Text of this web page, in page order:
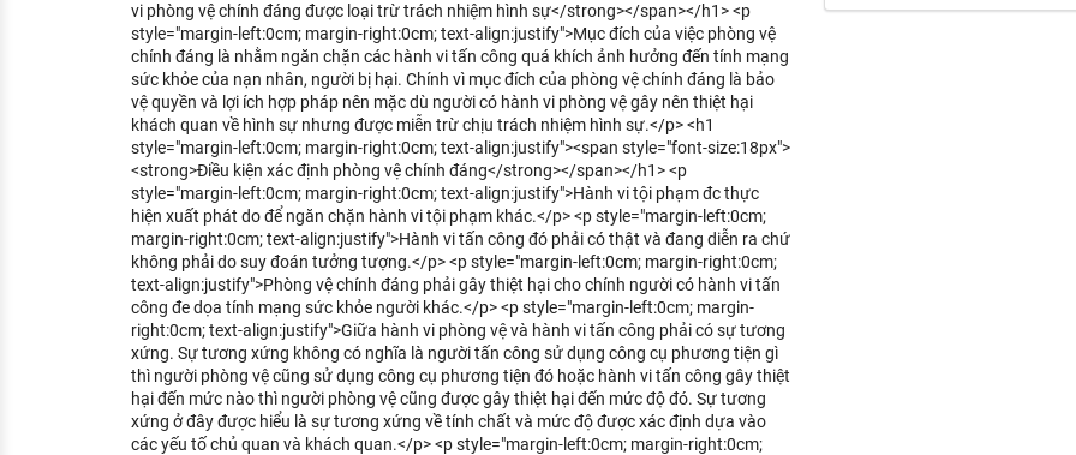
TUYỂN DỤNG VIỆC LÀMvi phòng vệ chính đáng được loại trừ trách nhiệm hình sự</strong></span></h1> <p
style="margin-left:0cm; margin-right:0cm; text-align:justify">Mục đích của việc phòng vệ
chính đáng là nhằm ngăn chặn các hành vi tấn công quá khích ảnh hưởng đến tính mạng
sức khỏe của nạn nhân, người bị hại. Chính vì mục đích của phòng vệ chính đáng là bảo
vệ quyền và lợi ích hợp pháp nên mặc dù người có hành vi phòng vệ gây nên thiệt hại
khách quan về hình sự nhưng được miễn trừ chịu trách nhiệm hình sự.</p> <h1
style="margin-left:0cm; margin-right:0cm; text-align:justify"><span style="font-size:18px">
<strong>Điều kiện xác định phòng vệ chính đáng</strong></span></h1> <p
style="margin-left:0cm; margin-right:0cm; text-align:justify">Hành vi tội phạm đc thực
hiện xuất phát do để ngăn chặn hành vi tội phạm khác.</p> <p style="margin-left:0cm;
margin-right:0cm; text-align:justify">Hành vi tấn công đó phải có thật và đang diễn ra chứ
không phải do suy đoán tưởng tượng.</p> <p style="margin-left:0cm; margin-right:0cm;
text-align:justify">Phòng vệ chính đáng phải gây thiệt hại cho chính người có hành vi tấn
công đe dọa tính mạng sức khỏe người khác.</p> <p style="margin-left:0cm; margin-
right:0cm; text-align:justify">Giữa hành vi phòng vệ và hành vi tấn công phải có sự tương
xứng. Sự tương xứng không có nghĩa là người tấn công sử dụng công cụ phương tiện gì
thì người phòng vệ cũng sử dụng công cụ phương tiện đó hoặc hành vi tấn công gây thiệt
hại đến mức nào thì người phòng vệ cũng được gây thiệt hại đến mức độ đó. Sự tương
xứng ở đây được hiểu là sự tương xứng về tính chất và mức độ được xác định dựa vào
các yếu tố chủ quan và khách quan.</p> <p style="margin-left:0cm; margin-right:0cm;